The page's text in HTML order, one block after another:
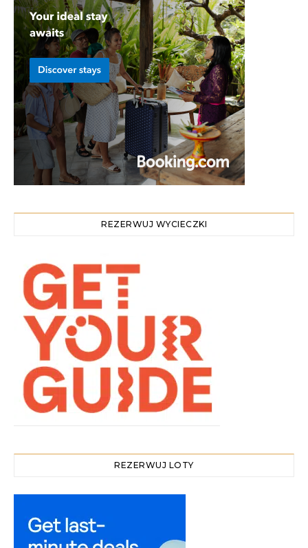
REZERWUJ WYCIECZKI
REZERWUJ LOTY